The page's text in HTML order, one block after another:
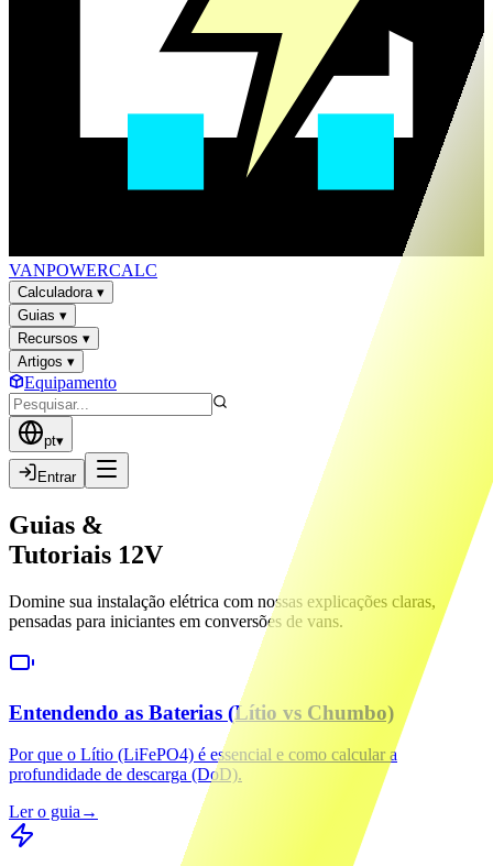
VANPOWERCALC
Calculadora▾
Guias ▾
Recursos ▾
Artigos ▾
Equipamento
pt▾
Entrar
Guias &
Tutoriais 12V
Domine sua instalação elétrica com nossas explicações claras,
pensadas para iniciantes em conversões de vans.
Entendendo as Baterias (Lítio vs Chumbo)
Por que o Lítio (LiFePO4) é essencial e como calcular a
profundidade de descarga (DoD).
Ler o guia →